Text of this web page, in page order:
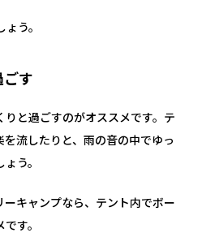
う。
す
と過ごすのがオススメです。テ
流したりと、雨の音の中でゆっ
う。
キャンプなら、テント内でボー
す。